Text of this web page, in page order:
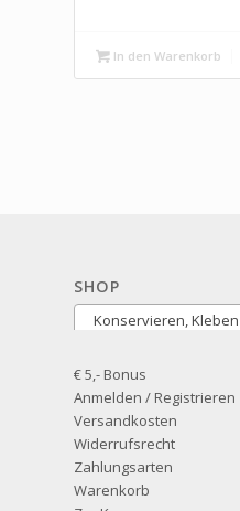
In den Warenkorb
SHOP
Konservieren,
€ 5,- Bonus
Anmelden / Registrieren
Versandkosten
Widerrufsrecht
Zahlungsarten
Warenkorb